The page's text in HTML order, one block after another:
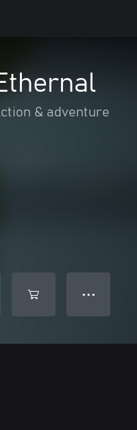
& adventure
● ● ●